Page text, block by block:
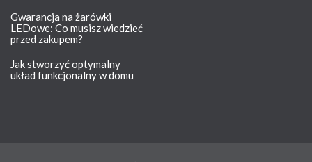
Gwarancja na żarówki
LEDowe: Co musisz wiedzieć
przed zakupem?
Jak stworzyć optymalny
układ funkcjonalny w domu